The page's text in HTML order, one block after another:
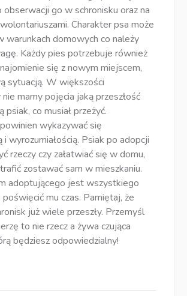
go w schronisku oraz na
Charakter psa może
warunkach domowych co należy
Każdy pies potrzebuje również
się z nowym miejscem,
sytuacją. W większości
mamy pojęcia jaką przeszłość
psiak, co musiał przeżyć.
wykazywać się
i wyrozumiałością. Psiak po adopcji
rzeczy czy załatwiać się w domu,
zostawać sam w mieszkaniu.
adoptującego jest wszystkiego
poświęcić mu czas. Pamiętaj, że
już wiele przeszły. Przemyśl
to nie rzecz a żywa czująca
będziesz odpowiedzialny!